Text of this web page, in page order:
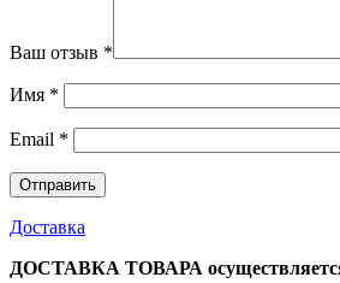
Ваш отзыв *
Имя *
Email *
Доставка
ДОСТАВКА ТОВАРА осуществляется